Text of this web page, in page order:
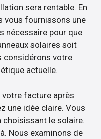
sera rentable. En
vous fournissons une
nécessaire pour que
solaires soit
considérons votre
actuelle.
facture après
une idée claire. Vous
choisissant le solaire.
Nous examinons de